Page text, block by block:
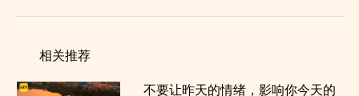
相关推荐
不要让昨天的情绪，影响你今天的